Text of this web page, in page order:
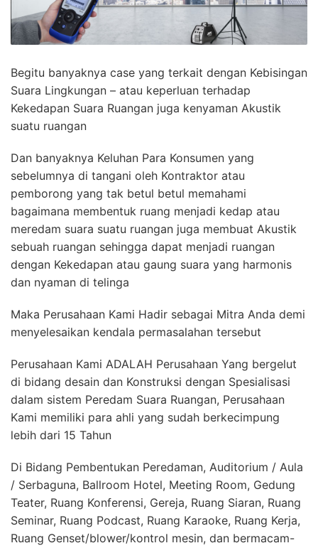
Begitu banyaknya case yang terkait dengan Kebisingan
Suara Lingkungan – atau keperluan terhadap
Kekedapan Suara Ruangan juga kenyaman Akustik
suatu ruangan
Dan banyaknya Keluhan Para Konsumen yang
sebelumnya di tangani oleh Kontraktor atau
pemborong yang tak betul betul memahami
bagaimana membentuk ruang menjadi kedap atau
meredam suara suatu ruangan juga membuat Akustik
sebuah ruangan sehingga dapat menjadi ruangan
dengan Kekedapan atau gaung suara yang harmonis
dan nyaman di telinga
Maka Perusahaan Kami Hadir sebagai Mitra Anda demi
menyelesaikan kendala permasalahan tersebut
Perusahaan Kami ADALAH Perusahaan Yang bergelut
di bidang desain dan Konstruksi dengan Spesialisasi
dalam sistem Peredam Suara Ruangan, Perusahaan
Kami memiliki para ahli yang sudah berkecimpung
lebih dari 15 Tahun
Di Bidang Pembentukan Peredaman, Auditorium / Aula
/ Serbaguna, Ballroom Hotel, Meeting Room, Gedung
Teater, Ruang Konferensi, Gereja, Ruang Siaran, Ruang
Seminar, Ruang Podcast, Ruang Karaoke, Ruang Kerja,
Ruang Genset/blower/kontrol mesin, dan bermacam-